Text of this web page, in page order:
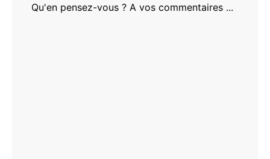
Qu'en pensez-vous ? A vos commentaires ...